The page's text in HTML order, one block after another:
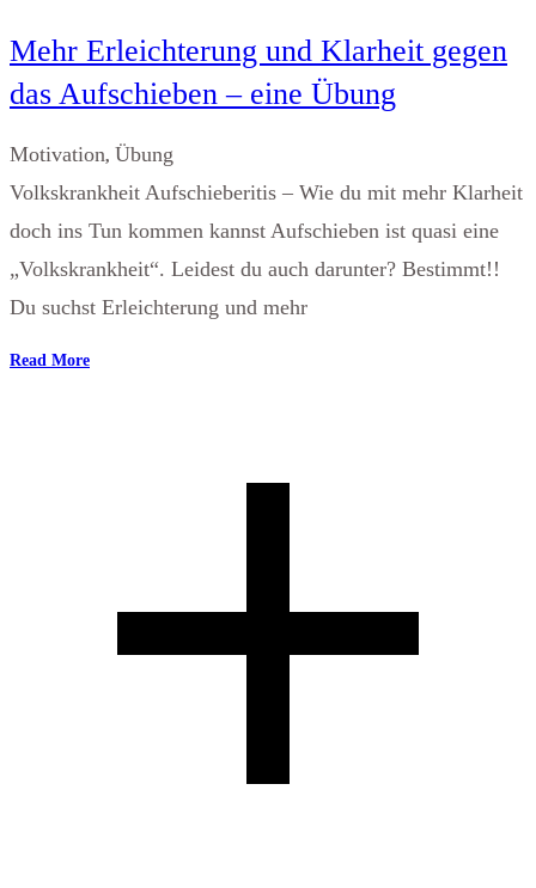
Mehr Erleichterung und Klarheit gegen
das Aufschieben – eine Übung
Motivation, Übung
Volkskrankheit Aufschieberitis – Wie du mit mehr Klarheit
doch ins Tun kommen kannst Aufschieben ist quasi eine
„Volkskrankheit“. Leidest du auch darunter? Bestimmt!!
Du suchst Erleichterung und mehr
Read More